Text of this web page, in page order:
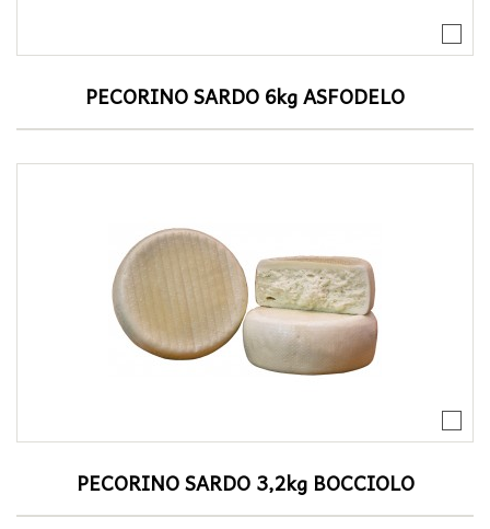
PECORINO SARDO 6kg ASFODELO
PECORINO SARDO 3,2kg BOCCIOLO